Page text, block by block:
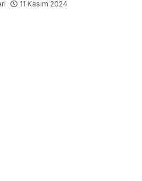
11 Kasım 2024